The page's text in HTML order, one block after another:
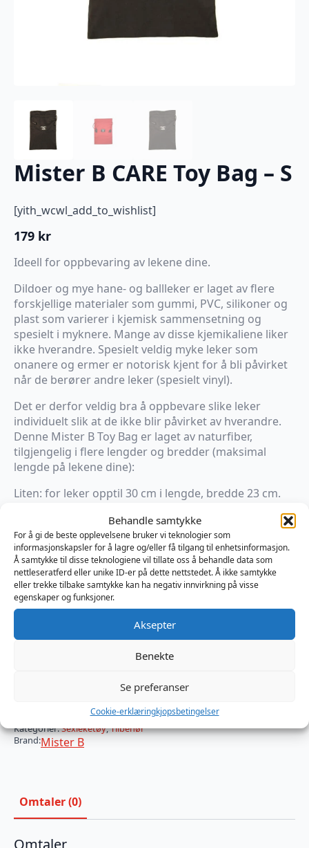
Behandle samtykke
For å gi de beste opplevelsene bruker vi teknologier som
informasjonskapsler for å lagre og/eller få tilgang til enhetsinformasjon.
Å samtykke til disse teknologiene vil tillate oss å behandle data som
nettleseratferd eller unike ID-er på dette nettstedet. Å ikke samtykke
eller trekke tilbake samtykke kan ha negativ innvirkning på visse
egenskaper og funksjoner.
Aksepter
Benekte
Se preferanser
Cookie-erklæringkjopsbetingelser
Mister B CARE Toy Bag – S
[yith_wcwl_add_to_wishlist]
179 kr
Ideell for oppbevaring av lekene dine.
Dildoer og mye hane- og ballleker er laget av flere
forskjellige materialer som gummi, PVC, silikoner og
plast som varierer i kjemisk sammensetning og
spesielt i myknere. Mange av disse kjemikaliene liker
ikke hverandre. Spesielt veldig myke leker som
onanere og ermer er notorisk kjent for å bli påvirket
når de berører andre leker (spesielt vinyl).
Det er derfor veldig bra å oppbevare slike leker
individuelt slik at de ikke blir påvirket av hverandre.
Denne Mister B Toy Bag er laget av naturfiber,
tilgjengelig i flere lengder og bredder (maksimal
lengde på lekene dine):
Liten: for leker opptil 30 cm i lengde, bredde 23 cm.
Large: for leker opptil 75 cm i lengde, bredde 23 cm.
Ekstra stor: for flere leker er lengden på posen 50 cm,
bredde 35 cm.
Tilgjengelig i sort eller rød.
-
S
antall
Legg I Handlekurv
MB999051
Kategorier:Sexleketøy,Tilbehør
Brand:Mister B
Omtaler (0)